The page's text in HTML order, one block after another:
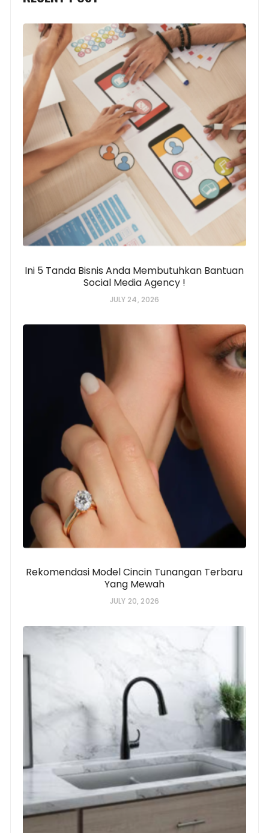
Ini 5 Tanda Bisnis Anda Membutuhkan Bantuan
Social Media Agency !
JULY 24, 2026
Rekomendasi Model Cincin Tunangan Terbaru
Yang Mewah
JULY 20, 2026